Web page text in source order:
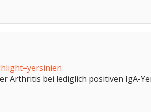
Arthritis bei lediglich positiven IgA-